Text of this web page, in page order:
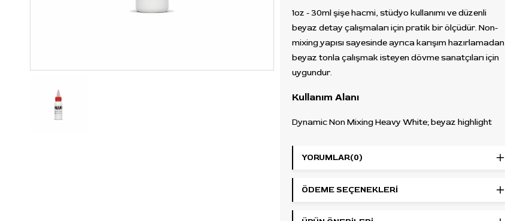
1oz - 30ml şişe hacmi, stüdyo kullanımı ve düzenli
beyaz detay çalışmaları için pratik bir ölçüdür. Non-
mixing yapısı sayesinde ayrıca karışım hazırlamadan
beyaz tonla çalışmak isteyen dövme sanatçıları için
uygundur.
Kullanım Alanı
Dynamic Non Mixing Heavy White; beyaz highlight
geçişleri, black & grey dövmelerde ışık etkisi ve beyaz
YORUMLAR(0)
ÖDEME SEÇENEKLERI